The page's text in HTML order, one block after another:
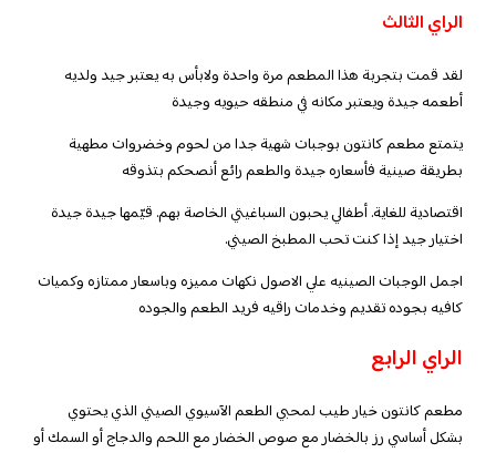
الراي الثالث
لقد قمت بتجربة هذا المطعم مرة واحدة ولابأس به يعتبر جيد ولديه
أطعمه جيدة ويعتبر مكانه في منطقه حيويه وجيدة
يتمتع مطعم كانتون بوجبات شهية جدا من لحوم وخضروات مطهية
بطريقة صينية فأسعاره جيدة والطعم رائع أنصحكم بتذوقه
اقتصادية للغاية. أطفالي يحبون السباغيتي الخاصة بهم. قيّمها جيدة جيدة
اختيار جيد إذا كنت تحب المطبخ الصيني.
اجمل الوجبات الصينيه علي الاصول نكهات مميزه وباسعار ممتازه وكميات
كافيه بجوده تقديم وخدمات راقيه فريد الطعم والجوده
الراي الرابع
مطعم كانتون خيار طيب لمحبي الطعم الآسيوي الصيني الذي يحتوي
بشكل أساسي رز بالخضار مع صوص الخضار مع اللحم والدجاج أو السمك أو